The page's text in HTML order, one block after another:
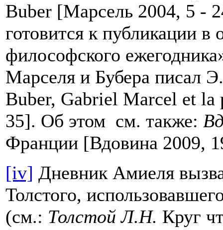
Buber [Марсель 2004, 5 -
готовится к публикации
философского
Марселя и Бубера писал
Buber, Gabriel Marcel et
35]. Об этом см. также:
Франции [Вдовина 2009,
[iv] Дневник Амиеля
Толстого,
(см.: Толстой Л.Н. Круг